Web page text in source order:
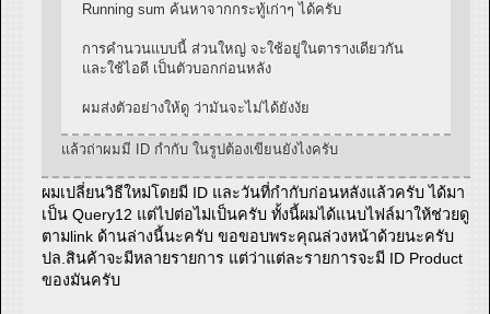
Running sum ค้นหาจากกระทู้เก่าๆ ได้ครับ
การคำนวนแบบนี้ ส่วนใหญ่ จะใช้อยู่ในตารางเดียวกัน
และใช้ไอดี เป็นตัวบอกก่อนหลัง
ผมส่งตัวอย่างให้ดู ว่ามันจะไม่ได้ยังงัย
แล้วถ่าผมมี ID กำกับ ในรูปต้องเขียนยังไงครับ
ผมเปลี่ยนวิธีใหม่โดยมี ID และวันที่กำกับก่อนหลังแล้วครับ ได้มา
เป็น Query12 แต่ไปต่อไม่เป็นครับ ทั้งนี้ผมได้แนบไฟล์มาให้ช่วยดู
ตามlink ด้านล่างนี้นะครับ ขอขอบพระคุณล่วงหน้าด้วยนะครับ
ปล.สินค้าจะมีหลายรายการ แต่ว่าแต่ละรายการจะมี ID Product
ของมันครับ